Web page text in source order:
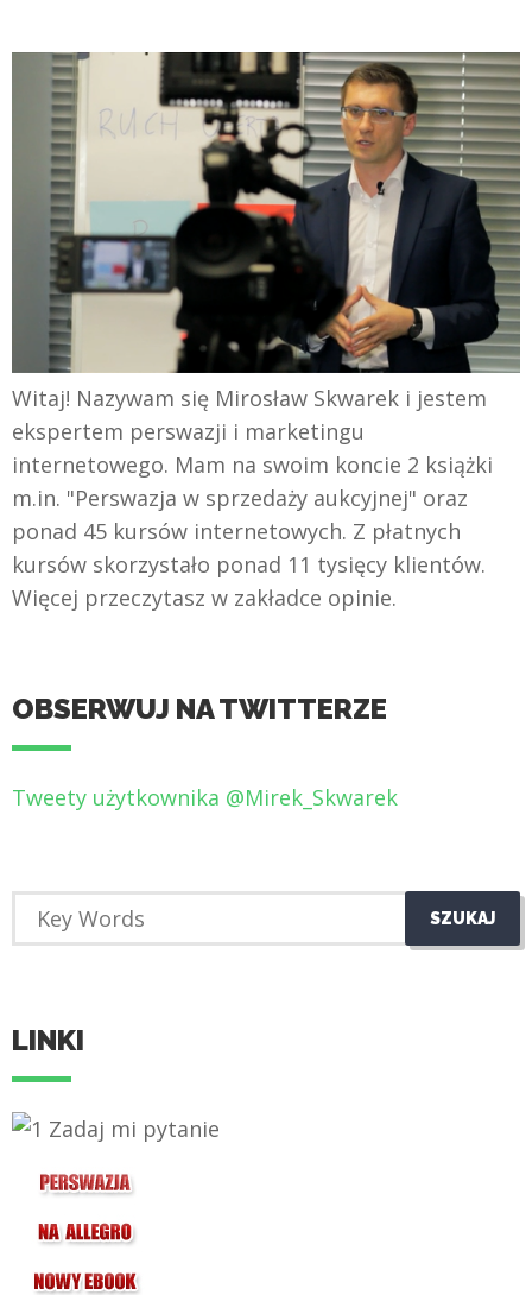
Witaj! Nazywam się Mirosław Skwarek i jestem
ekspertem perswazji i marketingu
internetowego. Mam na swoim koncie 2 książki
m.in. "Perswazja w sprzedaży aukcyjnej" oraz
ponad 45 kursów internetowych. Z płatnych
kursów skorzystało ponad 11 tysięcy klientów.
Więcej przeczytasz w zakładce opinie.
OBSERWUJ NA TWITTERZE
Tweety użytkownika @Mirek_Skwarek
LINKI